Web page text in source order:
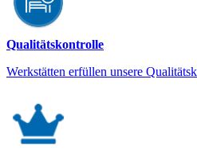
Qualitätskontrolle
Werkstätten erfüllen unsere